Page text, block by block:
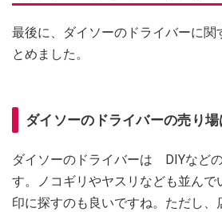
最後に、ダイソーのドライバーに関
とめました。
ダイソーのドライバーの売り場
ダイソーのドライバーは DIYなど
す。ノコギリやヤスリなども並んで
印に探すのも良いですね。ただし、